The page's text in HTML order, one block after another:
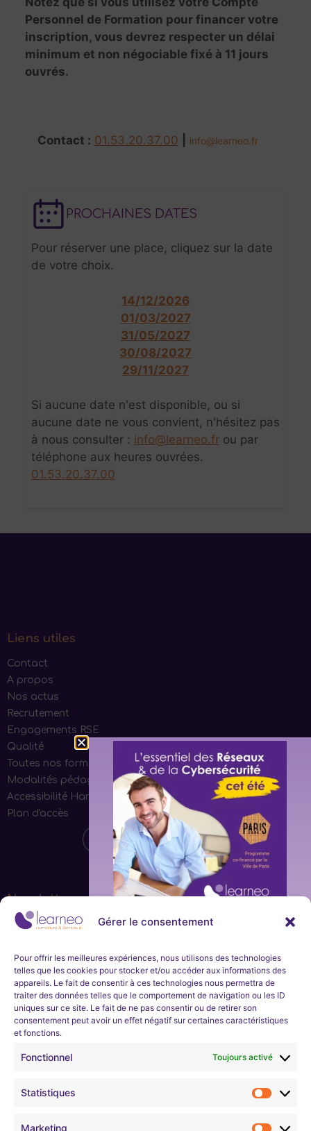
Gérer le consentement
Pour offrir les meilleures expériences, nous utilisons des technologies
telles que les cookies pour stocker et/ou accéder aux informations des
appareils. Le fait de consentir à ces technologies nous permettra de
traiter des données telles que le comportement de navigation ou les ID
uniques sur ce site. Le fait de ne pas consentir ou de retirer son
consentement peut avoir un effet négatif sur certaines caractéristiques
et fonctions.
Fonctionnel Toujours activé
Statistiques
Marketing
Personnel de Formation pour financer votre
inscription, vous devrez respecter un délai
minimum et non négociable fixé à 11 jours
ouvrés.
Contact : 01.53.20.37.00 info@learneo.fr
PROCHAINES DATES
Pour réserver une place, cliquez sur la date
de votre choix.
14/12/2026
01/03/2027
31/05/2027
30/08/2027
29/11/2027
Si aucune date n'est disponible, ou si
aucune date ne vous convient, n'hésitez pas
à nous consulter : info@learneo.frou par
téléphone aux heures ouvrées.
01.53.20.37.00
Liens utiles
Contact
A propos
Nos actus
Recrutement
Engagements RSE
Qualité
Toutes nos formations
Modalités pédagogiques
Accessibilité Handicap
Plan d'accès
Newsletter
Ne manquez aucune actualité de la part de Learneo
vous à notre newsletter mensuelle.
S'inscrire
Nous développons l’expertise professionnelle et soutenons
immédiate
et en
continu
Learneo Académie organise unprogramme
semaines sur les bases des réseaux et de la